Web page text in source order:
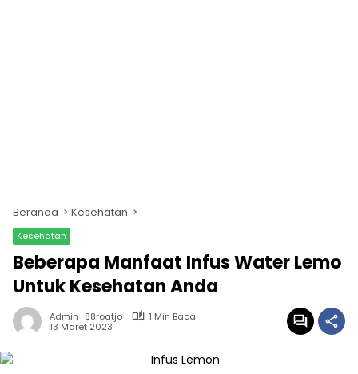
Beranda Kesehatan
Kesehatan
Beberapa Manfaat Infus Water Lemo
Untuk Kesehatan Anda
Admin_88roatjo
1 Min Baca
13 Maret 2023